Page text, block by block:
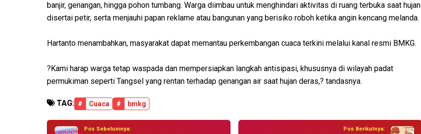
banjir, genangan, hingga pohon tumbang. Warga diimbau untuk menghindari aktivitas di ruang terbuka saat hujan
disertai petir, serta menjauhi papan reklame atau bangunan yang berisiko roboh ketika angin kencang melanda.
Hartanto menambahkan, masyarakat dapat memantau perkembangan cuaca terkini melalui kanal resmi BMKG.
?Kami harap warga tetap waspada dan mempersiapkan langkah antisipasi, khususnya di wilayah padat
permukiman seperti Tangsel yang rentan terhadap genangan air saat hujan deras,? tandasnya.
TAG: # Cuaca # bmkg
Pos Sebelumnya: Pos Berikutnya: